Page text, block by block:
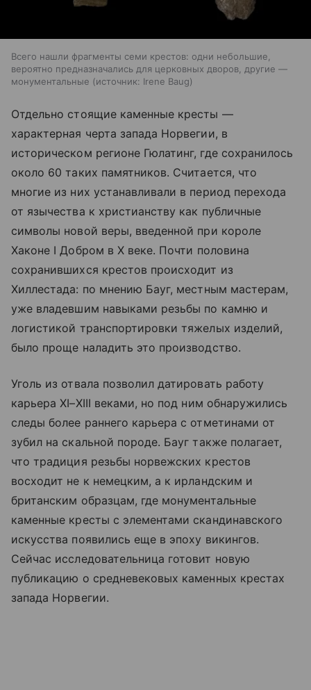
Всего нашли фрагменты семи крестов: одни небольшие,
вероятно предназначались для церковных дворов, другие —
монументальные
источник: Irene Baug
Отдельно стоящие каменные кресты —
характерная черта запада Норвегии, в
историческом регионе Гюлатинг, где сохранилось
около 60 таких памятников. Считается, что
многие из них устанавливали в период перехода
от язычества к христианству как публичные
символы новой веры, введенной при короле
Хаконе I Добром в X веке. Почти половина
сохранившихся крестов происходит из
Хиллестада: по мнению Бауг, местным мастерам,
уже владевшим навыками резьбы по камню и
логистикой транспортировки тяжелых изделий,
было проще наладить это производство.
Уголь из отвала позволил датировать работу
карьера XI–XIII веками, но под ним обнаружились
следы более раннего карьера с отметинами от
зубил на скальной породе. Бауг также полагает,
что традиция резьбы норвежских крестов
восходит не к немецким, а к ирландским и
британским образцам, где монументальные
каменные кресты с элементами скандинавского
искусства появились еще в эпоху викингов.
Сейчас исследовательница готовит новую
публикацию о средневековых каменных крестах
запада Норвегии.